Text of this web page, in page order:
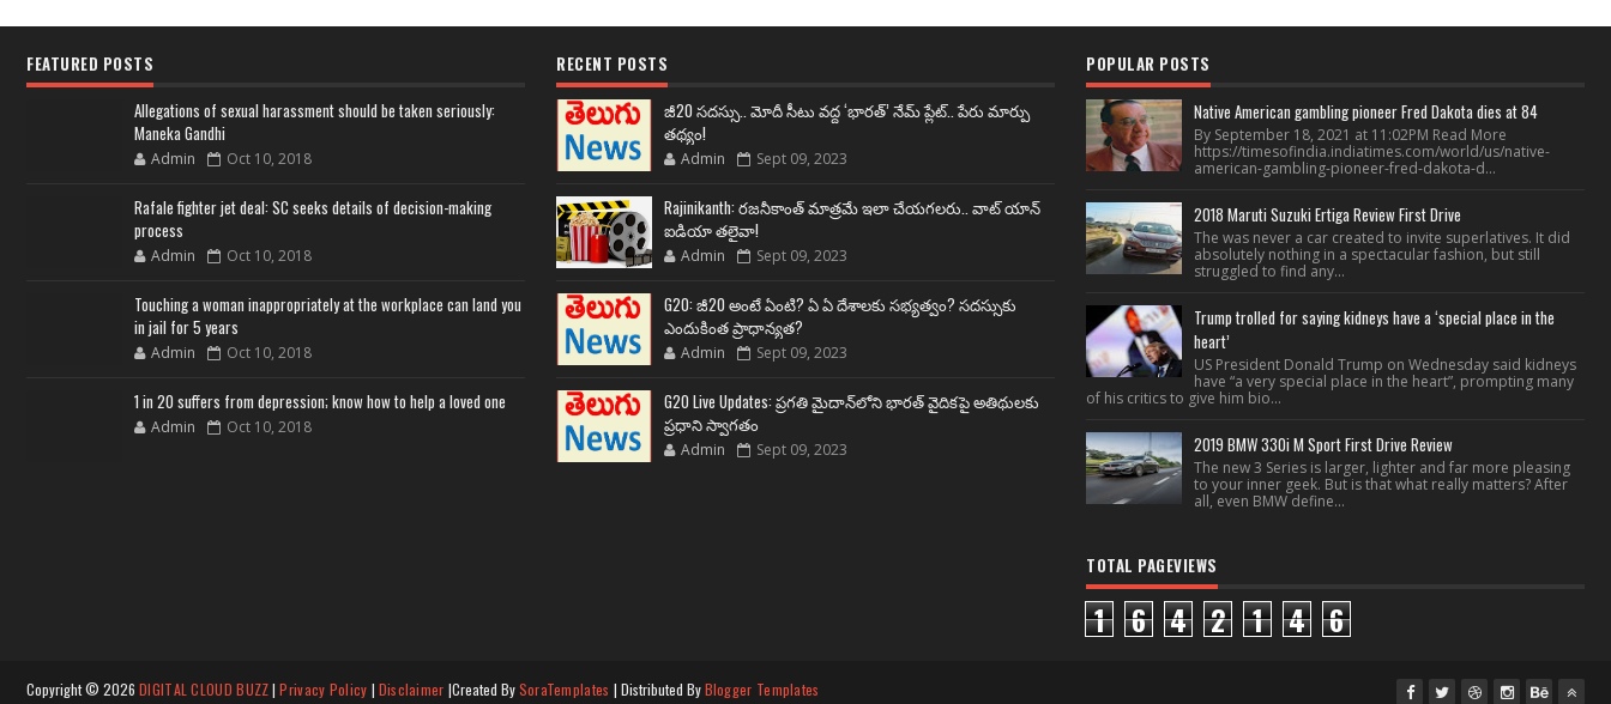
FEATURED POSTS
Allegations of sexual harassment should be taken seriously:
Maneka Gandhi
Admin Oct 10, 2018
Rafale fighter jet deal: SC seeks details of decision-making
process
Admin Oct 10, 2018
Touching a woman inappropriately at the workplace can land you
in jail for 5 years
Admin Oct 10, 2018
1 in 20 suffers from depression; know how to help a loved one
Admin Oct 10, 2018
RECENT POSTS
జీ20 సదస్సు.. మోదీ సీటు వద్ద ‘భారత్’ నేమ్ ప్లేట్‌.. పేరు మార్పు
తథ్యం!
Admin Sept 09, 2023
Rajinikanth: రజనీకాంత్ మాత్రమే ఇలా చేయగలరు.. వాట్ యాన్
ఐడియా తలైవా!
Admin Sept 09, 2023
G20: జీ20 అంటే ఏంటి? ఏ ఏ దేశాలకు సభ్యత్వం? సదస్సుకు
ఎందుకింత ప్రాధాన్యత?
Admin Sept 09, 2023
G20 Live Updates: ప్రగతి మైదాన్‌లోని భారత్ వైదికపై అతిథులకు
ప్రధాని స్వాగతం
Admin Sept 09, 2023
POPULAR POSTS
Native American gambling pioneer Fred Dakota dies at 84
By September 18, 2021 at 11:02PM Read More
https://timesofindia.indiatimes.com/world/us/native-
american-gambling-pioneer-fred-dakota-d...
2018 Maruti Suzuki Ertiga Review First Drive
The was never a car created to invite superlatives. It did
absolutely nothing in a spectacular fashion, but still
struggled to find any...
Trump trolled for saying kidneys have a ‘special place in the
heart’
US President Donald Trump on Wednesday said kidneys
have “a very special place in the heart”, prompting many
of his critics to give him bio...
2019 BMW 330i M Sport First Drive Review
The new 3 Series is larger, lighter and far more pleasing
to your inner geek. But is that what really matters? After
all, even BMW define...
TOTAL PAGEVIEWS
1 6 4 2 1 4 6
Copyright © 2026 DIGITAL CLOUD BUZZ|Privacy Policy | Disclaimer |Created BySoraTemplates | Distributed ByBlogger Templates